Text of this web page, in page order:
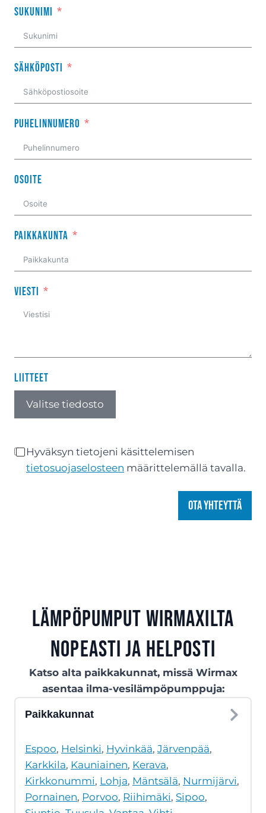
Sukunimi
Sähköposti
Puhelinnumero
Osoite
Paikkakunta
Viesti
Liitteet
Valitse tiedosto
Hyväksyn tietojeni käsittelemisen
tietosuojaselosteen määrittelemällä tavalla.
Ota yhteyttä
Lämpöpumput Wirmaxilta
nopeasti ja helposti
Katso alta paikkakunnat, missä Wirmax
asentaa ilma-vesilämpöpumppuja:
Paikkakunnat
Espoo, Helsinki, Hyvinkää, Järvenpää,
Karkkila, Kauniainen, Kerava,
Kirkkonummi, Lohja, Mäntsälä, Nurmijärvi,
Pornainen, Porvoo, Riihimäki, Sipoo,